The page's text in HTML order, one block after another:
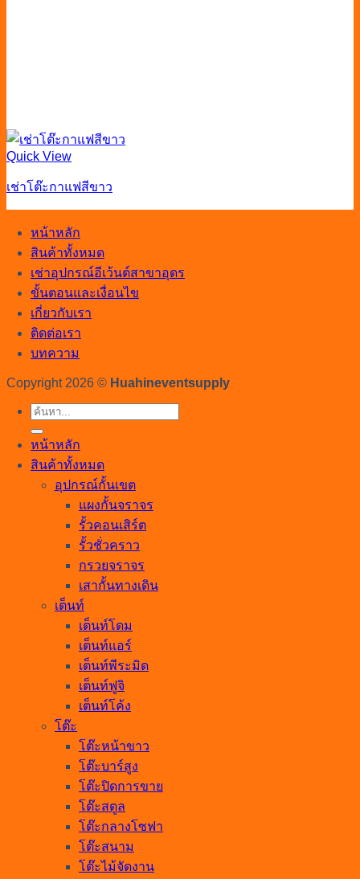
Quick View
เช่าโต๊ะกาแฟสีขาว
หน้าหลัก
สินค้าทั้งหมด
เช่าอุปกรณ์อีเว้นต์สาขาอุดร
ขั้นตอนและเงื่อนไข
เกี่ยวกับเรา
ติดต่อเรา
บทความ
Copyright 2026 © Huahineventsupply
ค้นหา:
หน้าหลัก
สินค้าทั้งหมด
อุปกรณ์กั้นเขต
แผงกั้นจราจร
รั้วคอนเสิร์ต
รั้วชั่วคราว
กรวยจราจร
เสากั้นทางเดิน
เต็นท์
เต็นท์โดม
เต็นท์แอร์
เต็นท์พีระมิด
เต็นท์ฟูจิ
เต็นท์โค้ง
โต๊ะ
โต๊ะหน้าขาว
โต๊ะบาร์สูง
โต๊ะปิดการขาย
โต๊ะสตูล
โต๊ะกลางโซฟา
โต๊ะสนาม
โต๊ะไม้จัดงาน